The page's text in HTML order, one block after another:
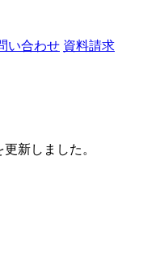
い合わせ 資料請求
新しました。